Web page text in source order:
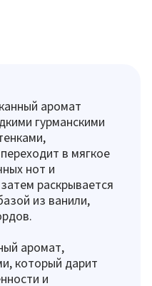
аромат
гурманскими
в мягкое
нот и
раскрывается
из ванили,
аромат,
который дарит
и